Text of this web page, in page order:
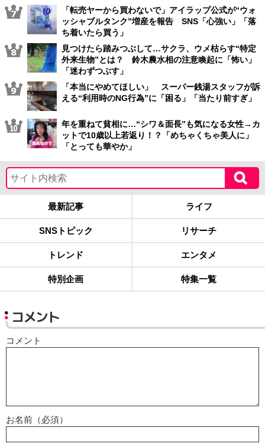
「転売ヤーから買わないで」アイラップ公式が“ウォ
ッシャブルタンク”増産を報告 SNS「心強い」「落
ち着いたら買う」
見つけたら踏みつぶして…サクラ、ウメ枯らす“特定
外来生物”とは？ 鈴木農水相の注意喚起に「怖い」
「迷わずつぶす」
「本当にやめてほしい」 スーパー銭湯スタッフが訴
える“利用時のNG行為”に「困る」「当たり前すぎ」
年を重ねて貧相に…“シワ＆面長”も気になる女性→カ
ットで10歳以上若返り！？「めちゃくちゃ美人に」
「とっても華やか」
最新記事 ライフ
SNSトピック リサーチ
トレンド エンタメ
特別企画 特集一覧
コメント
コメント
お名前（必須）